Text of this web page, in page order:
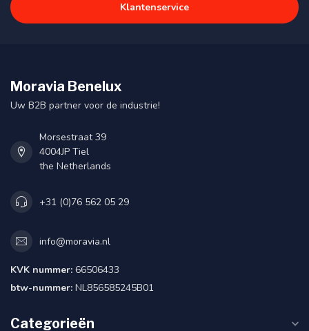
Klantenservice
Moravia Benelux
Uw B2B partner voor de industrie!
Morsestraat 39
4004JP Tiel
the Netherlands
+31 (0)76 562 05 29
info@moravia.nl
KVK nummer: 66506433
btw-nummer: NL856585245B01
Categorieën